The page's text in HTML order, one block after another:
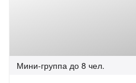
Мини-группа до 8 чел.